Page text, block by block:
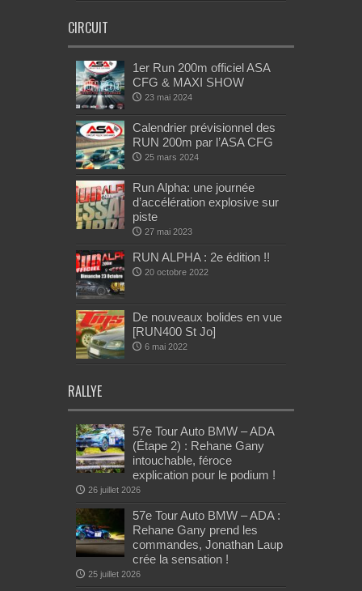
CIRCUIT
1er Run 200m officiel ASA
CFG & MAXI SHOW
23 mai 2024
Calendrier prévisionnel des
RUN 200m par l’ASA CFG
25 mars 2024
Run Alpha: une journée
d’accélération explosive sur
piste
27 mai 2023
RUN ALPHA : 2e édition !!
20 octobre 2022
De nouveaux bolides en vue
[RUN400 St Jo]
6 mai 2022
RALLYE
57e Tour Auto BMW – ADA
(Étape 2) : Rehane Gany
intouchable, féroce
explication pour le podium !
26 juillet 2026
57e Tour Auto BMW – ADA :
Rehane Gany prend les
commandes, Jonathan Laup
crée la sensation !
25 juillet 2026